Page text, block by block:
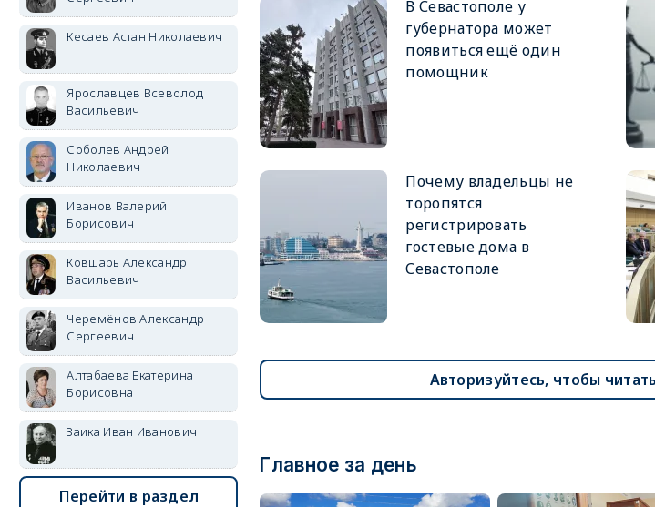
В Севастополе у
губернатора может
появиться ещё один
помощник
Почему владельцы не
торопятся
регистрировать
гостевые дома в
Севастополе
Авторизуйтесь, чтобы
Главное за день
Кесаев Астан Николаевич
Ярославцев Всеволод
Васильевич
Соболев Андрей
Николаевич
Иванов Валерий
Борисович
Ковшарь Александр
Васильевич
Черемёнов Александр
Сергеевич
Алтабаева Екатерина
Борисовна
Заика Иван Иванович
Перейти в раздел